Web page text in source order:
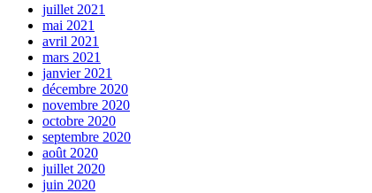
juillet 2021
mai 2021
avril 2021
mars 2021
janvier 2021
décembre 2020
novembre 2020
octobre 2020
septembre 2020
août 2020
juillet 2020
juin 2020